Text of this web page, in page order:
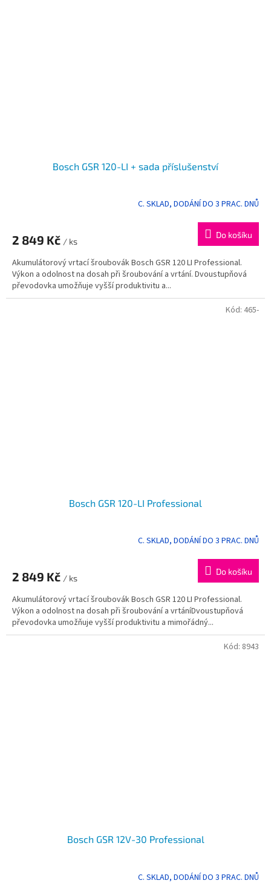
Bosch GSR 120-LI + sada příslušenství
C. SKLAD, DODÁNÍ DO 3 PRAC. DNŮ
2 849 Kč / ks
Do košíku
Akumulátorový vrtací šroubovák Bosch GSR 120 LI Professional.
Výkon a odolnost na dosah při šroubování a vrtání. Dvoustupňová
převodovka umožňuje vyšší produktivitu a...
Bosch GSR 120-LI Professional
C. SKLAD, DODÁNÍ DO 3 PRAC. DNŮ
2 849 Kč / ks
Do košíku
Akumulátorový vrtací šroubovák Bosch GSR 120 LI Professional.
Výkon a odolnost na dosah při šroubování a vrtáníDvoustupňová
převodovka umožňuje vyšší produktivitu a mimořádný...
Kód: 465-
Bosch GSR 12V-30 Professional
C. SKLAD, DODÁNÍ DO 3 PRAC. DNŮ
Kód: 8943